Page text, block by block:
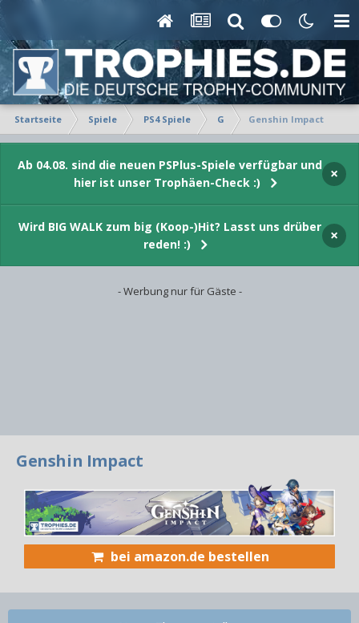
Startseite Spiele PS4 Spiele G Genshin Impact
Ab 04.08. sind die neuen PSPlus-Spiele verfügbar und
hier ist unser Trophäen-Check :)
×
Wird BIG WALK zum big (Koop-)Hit? Lasst uns drüber
reden! :)
×
- Werbung nur für Gäste -
Genshin Impact
bei amazon.de bestellen